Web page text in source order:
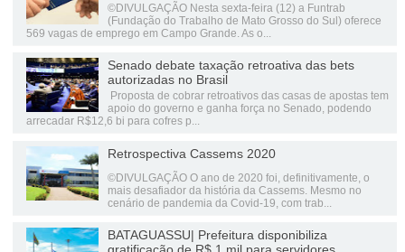
©DIVULGAÇÃO Nesta sexta-feira (12) a Funtrab
(Fundação do Trabalho de Mato Grosso do Sul) oferece
569 vagas de emprego em Campo Grande. As o...
Senado debate taxação retroativa das bets
autorizadas no Brasil
Proposta de cobrar retroativos das casas de apostas tem
apoio do governo e ganha força no Senado, podendo
arrecadar R$12,6 bi para cofres p...
Retrospectiva Cassems 2020
©DIVULGAÇÃO O ano de 2020 foi, definitivamente, o
mais desafiador da história da Cassems. Mesmo no
cenário de pandemia da Covid-19, com trab...
BATAGUASSU| Prefeitura disponibiliza